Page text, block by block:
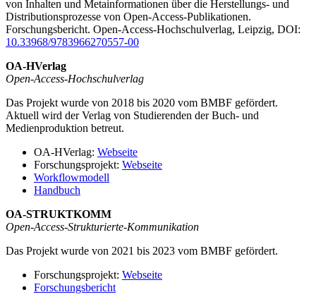
von Inhalten und Metainformationen über die Herstellungs- und
Distributionsprozesse von Open-Access-Publikationen.
Forschungsbericht. Open-Access-Hochschulverlag, Leipzig, DOI:
10.33968/9783966270557-00
OA-HVerlag
Open-Access-Hochschulverlag
Das Projekt wurde von 2018 bis 2020 vom BMBF gefördert.
Aktuell wird der Verlag von Studierenden der Buch- und
Medienproduktion betreut.
OA-HVerlag: Webseite
Forschungsprojekt: Webseite
Workflowmodell
Handbuch
OA-STRUKTKOMM
Open-Access-Strukturierte-Kommunikation
Das Projekt wurde von 2021 bis 2023 vom BMBF gefördert.
Forschungsprojekt: Webseite
Forschungsbericht